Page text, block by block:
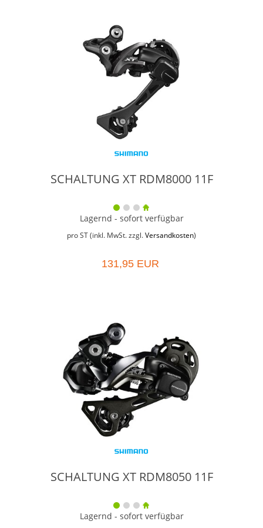
SCHALTUNG XT RDM8000 11F
Lagernd - sofort verfügbar
pro ST (inkl. MwSt. zzgl. Versandkosten)
131,95 EUR
SCHALTUNG XT RDM8050 11F
Lagernd - sofort verfügbar